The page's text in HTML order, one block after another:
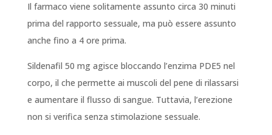
Il farmaco viene solitamente assunto circa 30 minuti
prima del rapporto sessuale, ma può essere assunto
anche fino a 4 ore prima.
Sildenafil 50 mg agisce bloccando l’enzima PDE5 nel
corpo, il che permette ai muscoli del pene di rilassarsi
e aumentare il flusso di sangue. Tuttavia, l’erezione
non si verifica senza stimolazione sessuale.